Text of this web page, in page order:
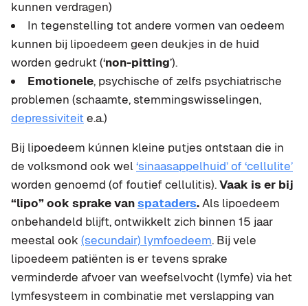
kunnen verdragen)
In tegenstelling tot andere vormen van oedeem
kunnen bij lipoedeem geen deukjes in de huid
worden gedrukt (‘non-pitting’).
Emotionele, psychische of zelfs psychiatrische
problemen (schaamte, stemmingswisselingen,
depressiviteit e.a.)
Bij lipoedeem kúnnen kleine putjes ontstaan die in
de volksmond ook wel‘sinaasappelhuid’ of ‘cellulite’
worden genoemd (of foutief cellulitis).Vaak is er bij
“lipo” ook sprake vanspataders.Als lipoedeem
onbehandeld blijft, ontwikkelt zich binnen 15 jaar
meestal ook (secundair) lymfoedeem. Bij vele
lipoedeem patiënten is er tevens sprake
verminderde afvoer van weefselvocht (lymfe) via het
lymfesysteem in combinatie met verslapping van